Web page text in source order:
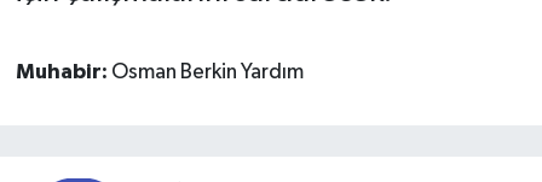
Muhabir: Osman Berkin Yardım